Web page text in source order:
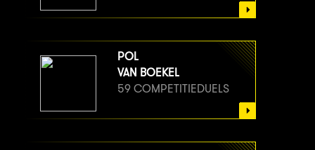
POL
VAN BOEKEL
59 COMPETITIEDUELS